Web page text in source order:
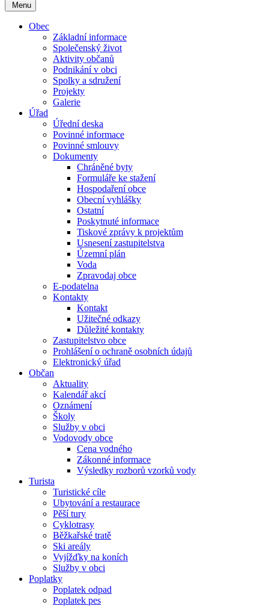
Menu
Obec
Základní informace
Společenský život
Aktivity občanů
Podnikání v obci
Spolky a sdružení
Projekty
Galerie
Úřad
Úřední deska
Povinné informace
Povinné smlouvy
Dokumenty
Chráněné byty
Formuláře ke stažení
Hospodaření obce
Obecní vyhlášky
Ostatní
Poskytnuté informace
Tiskové zprávy k projektům
Usnesení zastupitelstva
Územní plán
Voda
Zpravodaj obce
E-podatelna
Kontakty
Kontakt
Užitečné odkazy
Důležité kontakty
Zastupitelstvo obce
Prohlášení o ochraně osobních údajů
Elektronický úřad
Občan
Aktuality
Kalendář akcí
Oznámení
Školy
Služby v obci
Vodovody obce
Cena vodného
Zákonné informace
Výsledky rozborů vzorků vody
Turista
Turistické cíle
Ubytování a restaurace
Pěší tury
Cyklotrasy
Běžkařské tratě
Ski areály
Vyjížďky na koních
Služby v obci
Poplatky
Poplatek odpad
Poplatek pes